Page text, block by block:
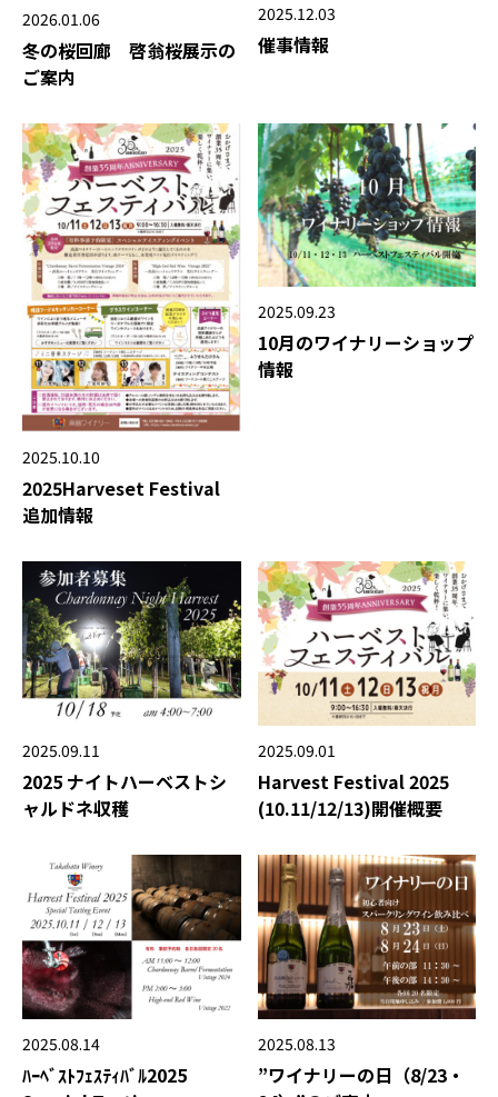
2026.01.06
冬の桜回廊 啓翁桜展示の
ご案内
2025.12.03
催事情報
2025.10.10
2025Harveset Festival
追加情報
2025.09.23
10月のワイナリーショップ
情報
2025.09.11
2025 ナイトハーベストシ
ャルドネ収穫
2025.09.01
Harvest Festival 2025
(10.11/12/13)開催概要
2025.08.14
ﾊｰﾍﾞｽﾄﾌｪｽﾃｨﾊﾞﾙ2025
2025.08.13
”ワイナリーの日（8/23・